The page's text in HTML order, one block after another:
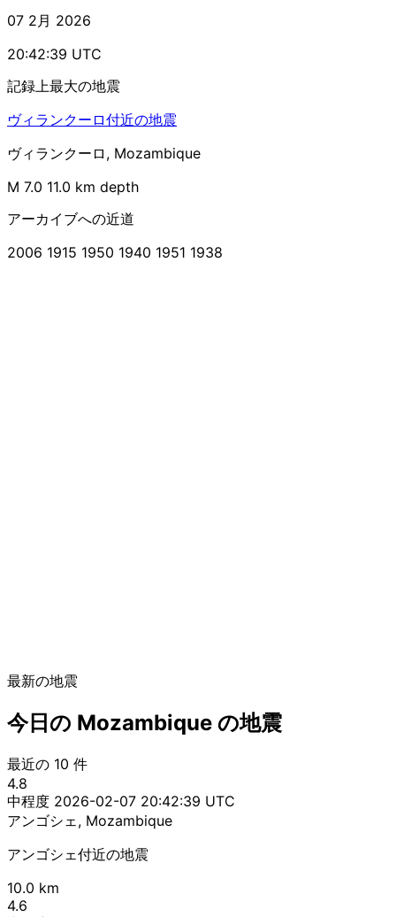
07 2月 2026
20:42:39 UTC
記録上最大の地震
ヴィランクーロ付近の地震
ヴィランクーロ, Mozambique
M 7.0 11.0 km depth
アーカイブへの近道
2006 1915 1950 1940 1951 1938
最新の地震
今日の Mozambique の地震
最近の 10 件
4.8
中程度 2026-02-07 20:42:39 UTC
アンゴシェ, Mozambique
アンゴシェ付近の地震
10.0 km
4.6